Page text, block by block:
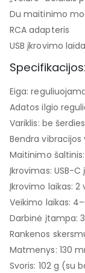
Du maitinimo
RCA adapteris
USB įkrovimo
Specifikacijos:
Eiga:
Adatos ilgio
Variklis: be šerdies
Bendra vibracijos
Maitinimo
Įkrovimas: USB-
Įkrovimo laikas: 2
Veikimo laikas:
Darbinė įtampa:
Rankenos
Matmenys: 130
Svoris: 102 g (su